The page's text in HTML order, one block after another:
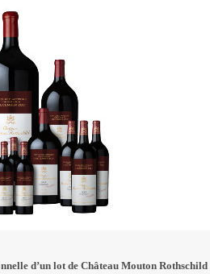
d’un lot de Château Mouton